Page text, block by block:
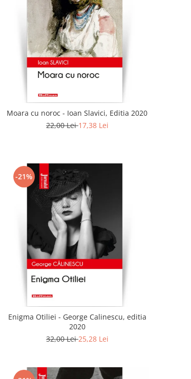
Moara cu noroc - Ioan Slavici, Editia 2020
22,00 Lei17,38 Lei
-21%
Enigma Otiliei - George Calinescu, editia
2020
32,00 Lei25,28 Lei